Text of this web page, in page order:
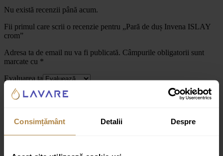
Consimțământ Detalii Despre
Nu există recenzii până acum.
Fii primul care scrii o recenzie pentru „Pară de duș Invena ISLAY
crom”
Adresa ta de email nu va fi publicată. Câmpurile obligatorii sunt
marcate cu *
Evaluarea ta
Recenzia ta*